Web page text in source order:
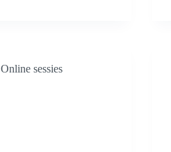
Online sessies